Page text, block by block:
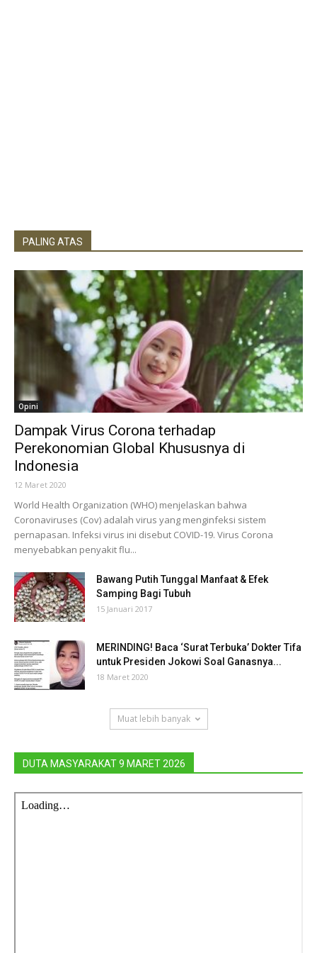
PALING ATAS
Opini
Dampak Virus Corona terhadap
Perekonomian Global Khususnya di
Indonesia
12 Maret 2020
World Health Organization (WHO) menjelaskan bahwa
Coronaviruses (Cov) adalah virus yang menginfeksi sistem
pernapasan. Infeksi virus ini disebut COVID-19. Virus Corona
menyebabkan penyakit flu...
Bawang Putih Tunggal Manfaat & Efek
Samping Bagi Tubuh
15 Januari 2017
MERINDING! Baca ‘Surat Terbuka’ Dokter Tifa
untuk Presiden Jokowi Soal Ganasnya...
18 Maret 2020
Muat lebih banyak
DUTA MASYARAKAT 9 MARET 2026